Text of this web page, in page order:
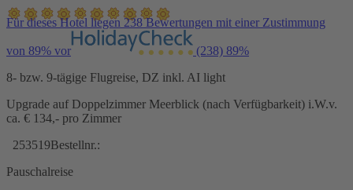
Für dieses Hotel liegen 238 Bewertungen mit einer Zustimmung
von 89% vor (238) 89%
8- bzw. 9-tägige Flugreise, DZ inkl. AI light
Upgrade auf Doppelzimmer Meerblick (nach Verfügbarkeit) i.W.v.
ca. € 134,- pro Zimmer
253519Bestellnr.:
Pauschalreise